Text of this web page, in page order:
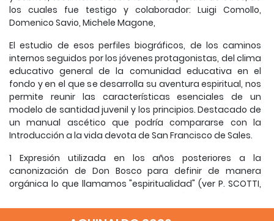
los cuales fue testigo y colaborador: Luigi Comollo,
Domenico Savio, Michele Magone,
El estudio de esos perfiles biográficos, de los caminos
internos seguidos por los jóvenes protagonistas, del clima
educativo general de la comunidad educativa en el
fondo y en el que se desarrolla su aventura espiritual, nos
permite reunir las características esenciales de un
modelo de santidad juvenil y los principios. Destacado de
un manual ascético que podría compararse con la
Introducción a la vida devota de San Francisco de Sales.
1 Expresión utilizada en los años posteriores a la
canonización de Don Bosco para definir de manera
orgánica lo que llamamos "espiritualidad" (ver P. SCOTTI,
La Doctrina Espiritual de Don Bosco, Turín, Società Editrice
Internazionale 1939).